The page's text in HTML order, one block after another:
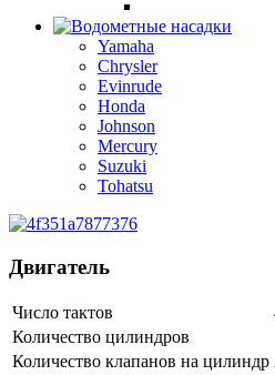
Yamaha
Chrysler
Evinrude
Honda
Johnson
Mercury
Suzuki
Tohatsu
Двигатель
Число тактов
Количество цилиндров
Количество клапанов на цилиндр